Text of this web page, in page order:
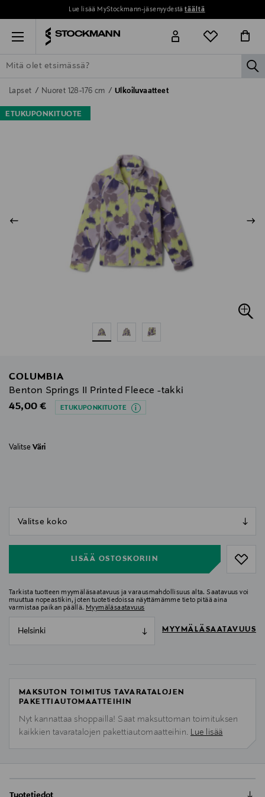
Lue lisää MyStockmann-jäsenyydestätäältä
Menu
ETSI KAIKKI NAISET MIEHET LAPSET
Lapset Nuoret 128-176 cm Ulkoiluvaatteet
ETUKUPONKITUOTE
COLUMBIA
Benton Springs II Printed Fleece -takki
Original Price
45,00 € ETUKUPONKITUOTE
Valitse Väri
LISÄÄ OSTOSKORIIN
Tarkista tuotteen myymäläsaatavuus ja varausmahdollisuus alta. Saatavuus voi
muuttua nopeastikin, joten tuotetiedoissa näyttämämme tieto pitää aina
varmistaa paikan päällä. Myymäläsaatavuus
Helsinki MYYMÄLÄSAATAVUUS
MAKSUTON TOIMITUS TAVARATALOJEN
PAKETTIAUTOMAATTEIHIN
Nyt kannattaa shoppailla! Saat maksuttoman toimituksen
kaikkien tavaratalojen pakettiautomaatteihin. Lue lisää